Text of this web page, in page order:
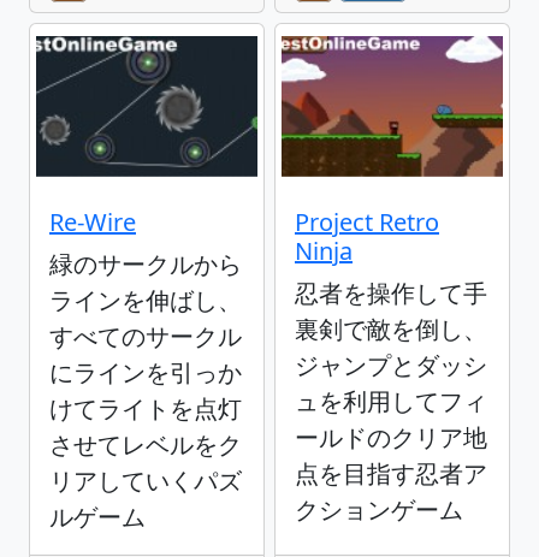
Re-Wire
緑のサークルから
ラインを伸ばし、
すべてのサークル
にラインを引っか
けてライトを点灯
させてレベルをク
リアしていくパズ
ルゲーム
Project Retro
Ninja
忍者を操作して手
裏剣で敵を倒し、
ジャンプとダッシ
ュを利用してフィ
ールドのクリア地
点を目指す忍者ア
クションゲーム